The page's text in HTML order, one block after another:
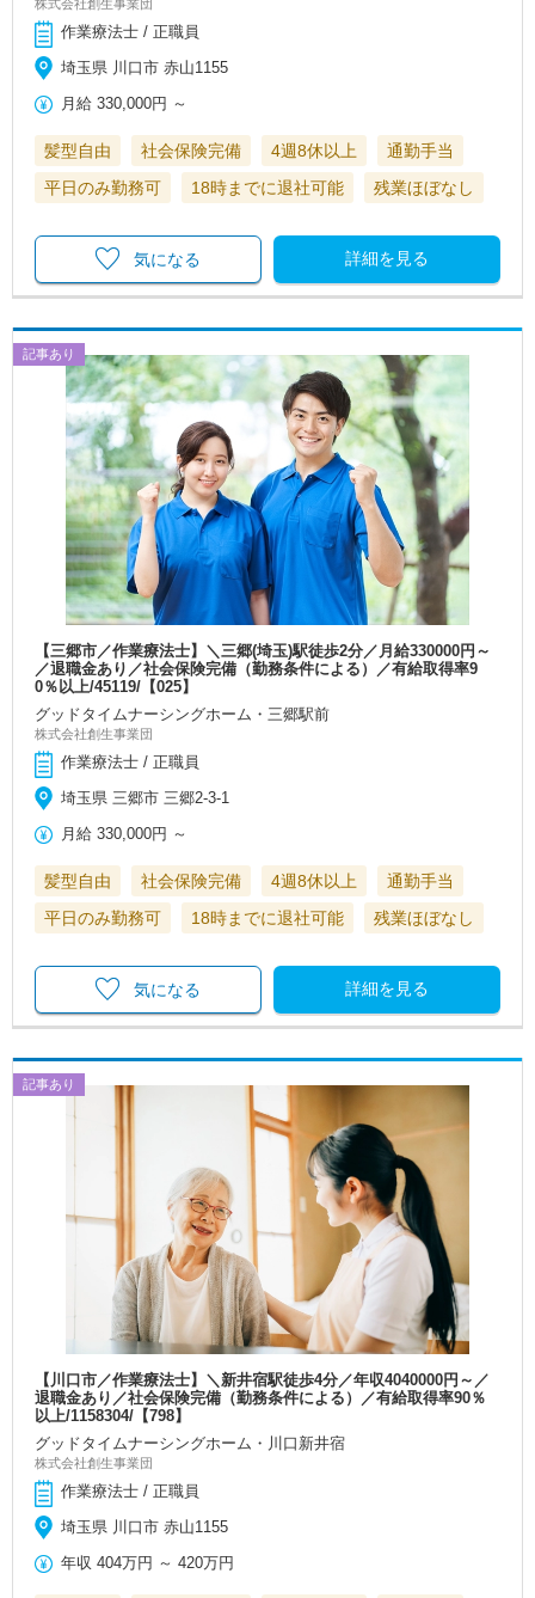
株式会社創生事業団
作業療法士 / 正職員
埼玉県 川口市 赤山1155
月給 330,000円 ～
髪型自由 社会保険完備 4週8休以上
通勤手当
平日のみ勤務可
18時までに退社可能 残業ほぼなし
詳細を見る
気になる
記事あり
【三郷市／作業療法士】＼三郷(埼玉)駅徒歩2分／月給330000円～
／退職金あり／社会保険完備（勤務条件による）／有給取得率9
0％以上/45119/【025】
グッドタイムナーシングホーム・三郷駅前
株式会社創生事業団
作業療法士 / 正職員
埼玉県 三郷市 三郷2-3-1
月給 330,000円 ～
髪型自由 社会保険完備 4週8休以上
通勤手当
平日のみ勤務可
18時までに退社可能 残業ほぼなし
詳細を見る
気になる
記事あり
【川口市／作業療法士】＼新井宿駅徒歩4分／年収4040000円～／
退職金あり／社会保険完備（勤務条件による）／有給取得率90％
以上/1158304/【798】
グッドタイムナーシングホーム・川口新井宿
株式会社創生事業団
作業療法士 / 正職員
埼玉県 川口市 赤山1155
年収 404万円 ～420万円